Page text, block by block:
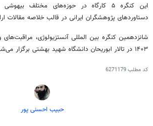
این کنگره ۵ کارگاه در حوزه‌های مختلف
دستاوردهای پژوهشگران ایرانی در قالب خلاصه مقالات
شانزدهمین کنگره بینالمللی آنستزیولوژی
۱۴۰۳ در تالار ابوریحان دانشگاه شهید بهشتی برگزار می‌شود.
کد مطلب6271179
حبیب احسنی پور